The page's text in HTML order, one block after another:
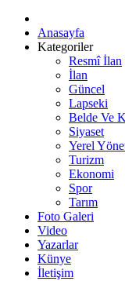
Anasayfa
Kategoriler
Resmî İlan
İlan
Güncel
Lapseki
Belde Ve
Siyaset
Yerel
Turizm
Ekonomi
Spor
Tarım
Foto Galeri
Video
Yazarlar
Künye
İletişim